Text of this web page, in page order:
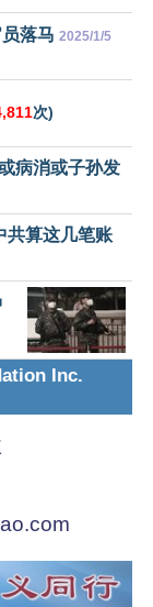
落马 2025/1/5
次)
病消或子孙发
共算这几笔账
Inc.